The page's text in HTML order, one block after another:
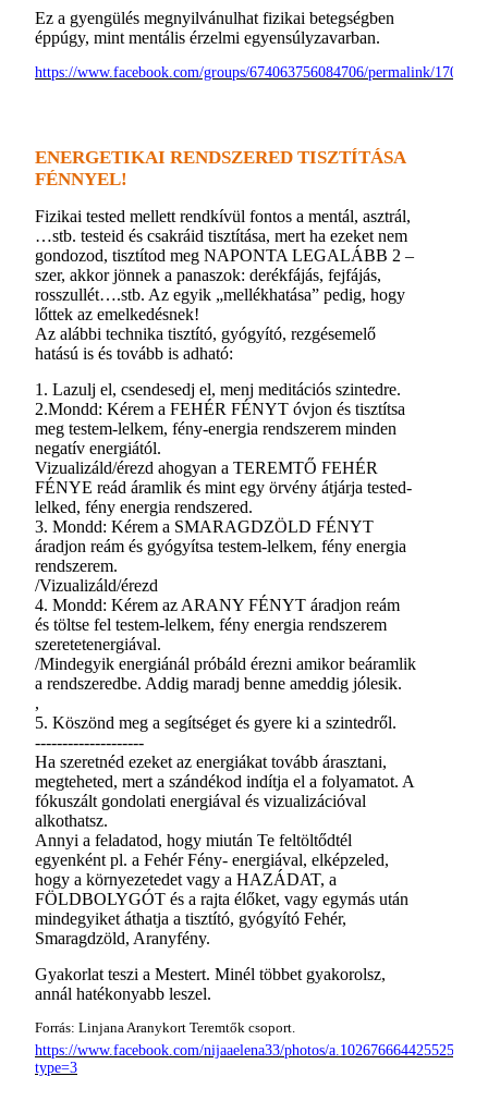
Ez a gyengülés megnyilvánulhat fizikai betegségben
éppúgy, mint mentális érzelmi egyensúlyzavarban.
https://www.facebook.com/groups/674063756084706/permalink/
ENERGETIKAI RENDSZERED TISZTÍTÁSA
FÉNNYEL!
Fizikai tested mellett rendkívül fontos a mentál, asztrál,
…stb. testeid és csakráid tisztítása, mert ha ezeket nem
gondozod, tisztítod meg NAPONTA LEGALÁBB 2 –
szer, akkor jönnek a panaszok: derékfájás, fejfájás,
rosszullét….stb. Az egyik „mellékhatása” pedig, hogy
lőttek az emelkedésnek!
Az alábbi technika tisztító, gyógyító, rezgésemelő
hatású is és tovább is adható:
1. Lazulj el, csendesedj el, menj meditációs szintedre.
2.Mondd: Kérem a FEHÉR FÉNYT óvjon és tisztítsa
meg testem-lelkem, fény-energia rendszerem minden
negatív energiától.
Vizualizáld/érezd ahogyan a TEREMTŐ FEHÉR
FÉNYE reád áramlik és mint egy örvény átjárja tested-
lelked, fény energia rendszered.
3. Mondd: Kérem a SMARAGDZÖLD FÉNYT
áradjon reám és gyógyítsa testem-lelkem, fény energia
rendszerem.
/Vizualizáld/érezd
4. Mondd: Kérem az ARANY FÉNYT áradjon reám
és töltse fel testem-lelkem, fény energia rendszerem
szeretetenergiával.
/Mindegyik energiánál próbáld érezni amikor beáramlik
a rendszeredbe. Addig maradj benne ameddig jólesik.
,
5. Köszönd meg a segítséget és gyere ki a szintedről.
--------------------
Ha szeretnéd ezeket az energiákat tovább árasztani,
megteheted, mert a szándékod indítja el a folyamatot. A
fókuszált gondolati energiával és vizualizációval
alkothatsz.
Annyi a feladatod, hogy miután Te feltöltődtél
egyenként pl. a Fehér Fény- energiával, elképzeled,
hogy a környezetedet vagy a HAZÁDAT, a
FÖLDBOLYGÓT és a rajta élőket, vagy egymás után
mindegyiket áthatja a tisztító, gyógyító Fehér,
Smaragdzöld, Aranyfény.
Gyakorlat teszi a Mestert. Minél többet gyakorolsz,
annál hatékonyabb leszel.
Forrás: Linjana Aranykort Teremtők csoport.
https://www.facebook.com/nijaaelena33/photos/a.102676664425525/
type=3